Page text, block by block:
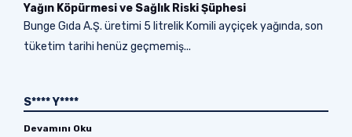
Yağın Köpürmesi ve Sağlık Riski Şüphesi
Bunge Gıda A.Ş. üretimi 5 litrelik Komili ayçiçek yağında, son
tüketim tarihi henüz geçmemiş...
S**** Y****
Devamını Oku